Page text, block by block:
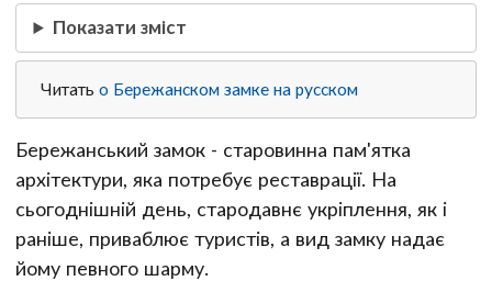
Показати зміст
Читатьо Бережанском замке на русском
Бережанський замок - старовинна пам'ятка
архітектури, яка потребує реставрації. На
сьогоднішній день, стародавнє укріплення, як і
раніше, приваблює туристів, а вид замку надає
йому певного шарму.